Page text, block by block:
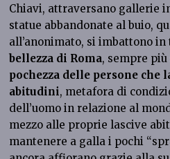
Chiavi, attraversano gallerie
statue abbandonate al buio,
all’anonimato, si imbattono in
bellezza di Roma, sempre più
pochezza delle persone che
abitudini, metafora di
dell’uomo in relazione al
mezzo alle proprie lascive
mantenere a galla i pochi